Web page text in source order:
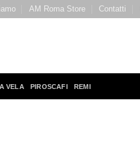
AM Roma Store Contatti
VELA PIROSCAFI REMI